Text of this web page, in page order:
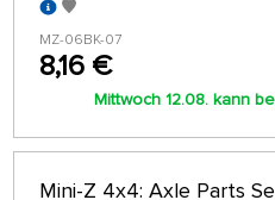
MZ-06BK-07
8,16 €
Mittwoch 12.08. kann
Mini-Z 4x4: Axle Parts